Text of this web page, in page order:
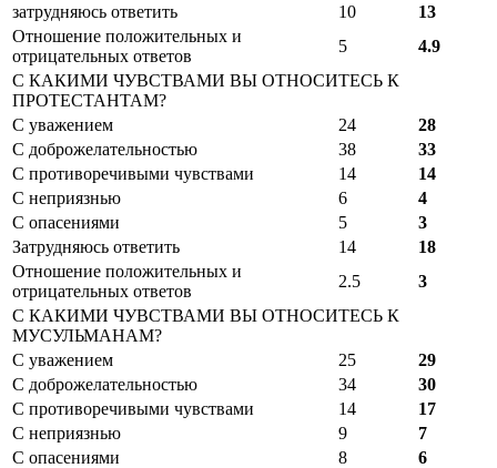
затрудняюсь ответить
10
13
Отношение положительных и
отрицательных ответов
5
4.9
С КАКИМИ ЧУВСТВАМИ ВЫ ОТНОСИТЕСЬ К
ПРОТЕСТАНТАМ?
С уважением
24
28
С доброжелательностью
38
33
С противоречивыми чувствами
14
14
С неприязнью
6
4
С опасениями
5
3
Затрудняюсь ответить
14
18
Отношение положительных и
отрицательных ответов
2.5
3
С КАКИМИ ЧУВСТВАМИ ВЫ ОТНОСИТЕСЬ К
МУСУЛЬМАНАМ?
С уважением
25
29
С доброжелательностью
34
30
С противоречивыми чувствами
14
17
С неприязнью
9
7
С опасениями
8
6